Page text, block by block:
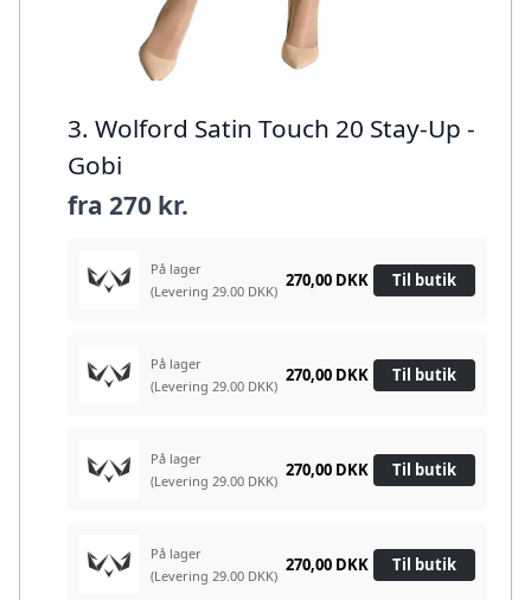
3. Wolford Satin Touch 20 Stay-Up -
Gobi
fra 270 kr.
På lager
(Levering 29.00 DKK)
270,00 DKK Til butik
På lager
(Levering 29.00 DKK)
270,00 DKK Til butik
På lager
(Levering 29.00 DKK)
270,00 DKK Til butik
På lager
(Levering 29.00 DKK)
270,00 DKK Til butik